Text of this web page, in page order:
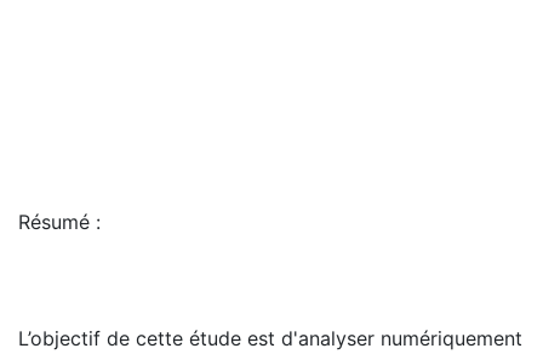
Résumé :
L’objectif de cette étude est d'analyser numériquement